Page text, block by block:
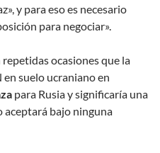
y para eso es necesario
para negociar».
repetidas ocasiones que la
en suelo ucraniano en
para Rusia y significaría una
aceptará bajo ninguna